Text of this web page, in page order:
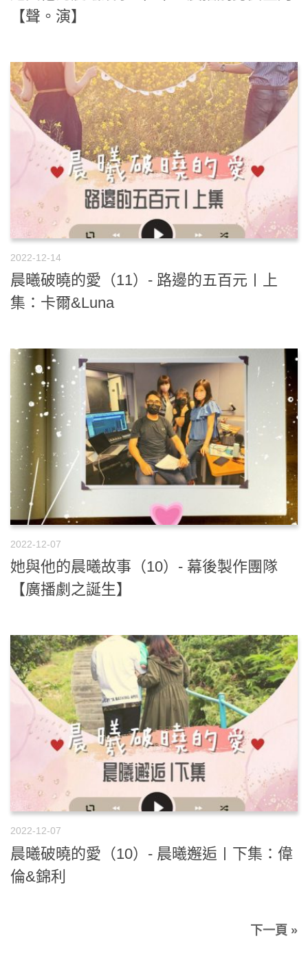
【聲。演】
2022-12-14
晨曦破曉的愛（11）- 路邊的五百元〡上
集：卡爾&Luna
2022-12-07
她與他的晨曦故事（10）- 幕後製作團隊
【廣播劇之誕生】
2022-12-07
晨曦破曉的愛（10）- 晨曦邂逅〡下集：偉
倫&錦利
下一頁 »